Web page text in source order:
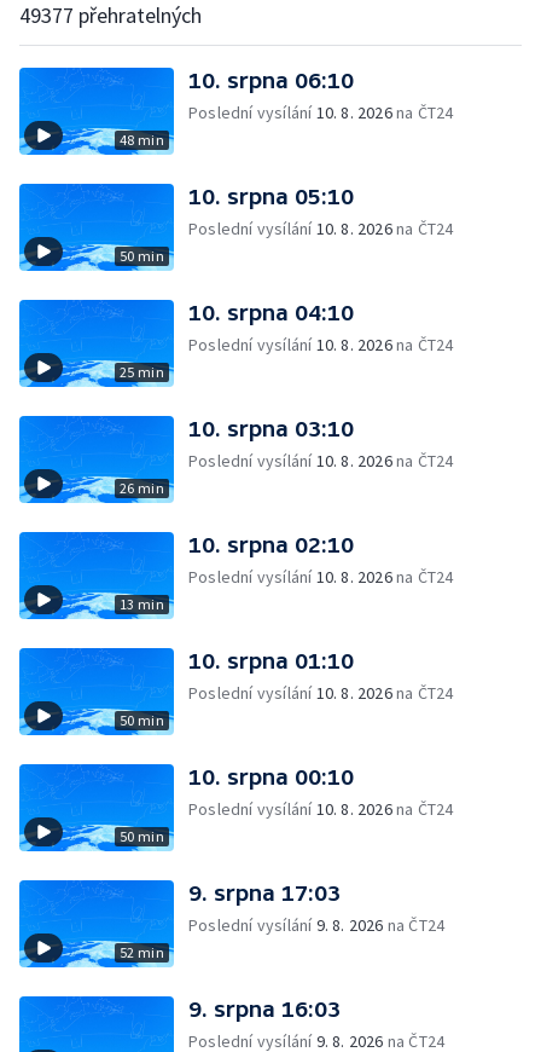
49377 přehratelných
48 min
10. srpna 06:10
Poslední vysílání10. 8. 2026na ČT24
50 min
10. srpna 05:10
Poslední vysílání10. 8. 2026na ČT24
25 min
10. srpna 04:10
Poslední vysílání10. 8. 2026na ČT24
26 min
10. srpna 03:10
Poslední vysílání10. 8. 2026na ČT24
13 min
10. srpna 02:10
Poslední vysílání10. 8. 2026na ČT24
50 min
10. srpna 01:10
Poslední vysílání10. 8. 2026na ČT24
50 min
10. srpna 00:10
Poslední vysílání10. 8. 2026na ČT24
52 min
9. srpna 17:03
Poslední vysílání9. 8. 2026 na ČT24
9. srpna 16:03
Poslední vysílání9. 8. 2026 na ČT24